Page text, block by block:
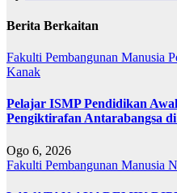
Berita Berkaitan
Fakulti Pembangunan Manusia
Kanak
Pelajar ISMP Pendidikan
Pengiktirafan Antarabangsa
Ogo 6, 2026
Fakulti Pembangunan Manusia